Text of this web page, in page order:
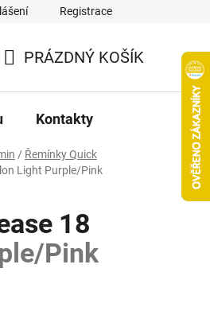
Registrace
KOŠÍK
PRÁZDNÝ KOŠÍK
Kontakty
/ Řemínky Quick
Light Purple/Pink
18
Pink